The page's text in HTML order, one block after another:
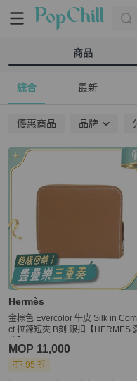
商品
綜合 最新
優惠商品 品牌
Hermès
金棕色 Evercolor 牛皮 Silk in
ct 拉鍊短夾 B刻 銀扣【HERMES
MOP 11,000
95 折